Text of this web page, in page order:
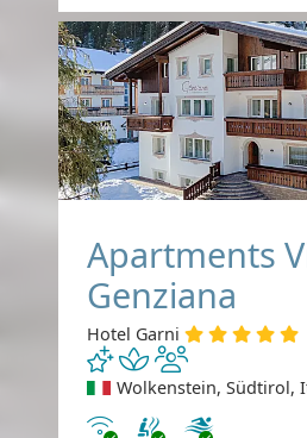
Apartments
Genziana
Hotel Garni
Wolkenstein, Südtirol,
Internet